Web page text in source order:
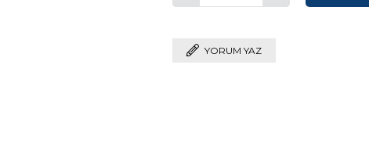
YORUM YAZ